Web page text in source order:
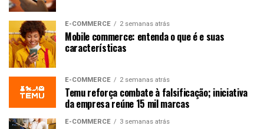
E-COMMERCE 2 semanas atrás
Mobile commerce: entenda o que é e suas
características
E-COMMERCE 2 semanas atrás
Temu reforça combate à falsificação; iniciativa
da empresa reúne 15 mil marcas
E-COMMERCE 3 semanas atrás